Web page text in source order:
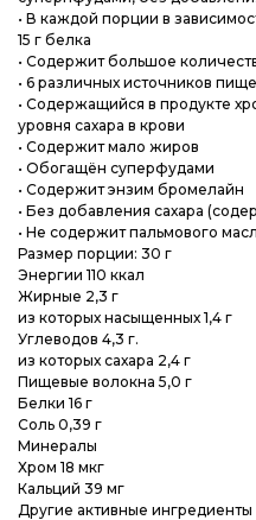
• В каждой порции в
15 г белка
• Содержит большое
• 6 различных источников
• Содержащийся в продукте
уровня сахара в крови
• Содержит мало жиров
• Обогащён суперфудами
• Содержит энзим бромелайн
• Без добавления сахара
• Не содержит пальмового
Размер порции: 30 г
Энергии 110 ккал
Жирные 2,3 г
из которых насыщенных 1,4 г
Углеводов 4,3 г.
из которых сахара 2,4 г
Пищевые волокна 5,0 г
Белки 16 г
Соль 0,39 г
Минералы
Хром 18 мкг
Кальций 39 мг
Другие активные ингредиенты